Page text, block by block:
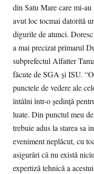
din Satu Mare care mi-
avut loc tocmai datorită
digurile de atunci.
a mai precizat primarul
subprefectul Alfatter
făcute de SGA şi ISU.
punctele de vedere ale
întâlni într-o şedinţă
luate. Din punctul meu
trebuie adus la starea sa
eveniment neplăcut, cu
asigurări că nu există
expertiză tehnică a